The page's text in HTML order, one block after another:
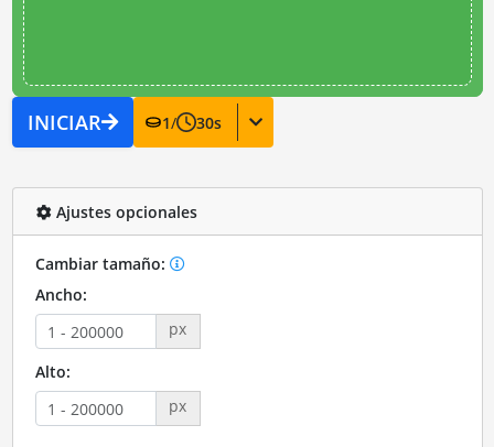
INICIAR 1/ 30s
Ajustes opcionales
Cambiar tamaño:
Ancho:
px
Alto:
px